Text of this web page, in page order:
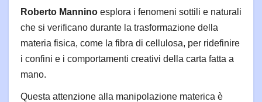
Roberto Mannino esplora i fenomeni sottili e naturali
che si verificano durante la trasformazione della
materia fisica, come la fibra di cellulosa, per ridefinire
i confini e i comportamenti creativi della carta fatta a
mano.
Questa attenzione alla manipolazione materica è